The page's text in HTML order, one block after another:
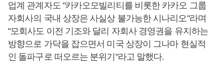
업계 관계자도 "카카오모빌리티를 비롯한 카카오 그룹
자회사의 국내 상장은 사실상 불가능한 시나리오"라며
"모회사도 이전 기조와 달리 자회사 경영권을 유지하는
방향으로 가닥을 잡으면서 미국 상장이 그나마 현실적
인 돌파구로 떠오르는 분위기"라고 말했다.